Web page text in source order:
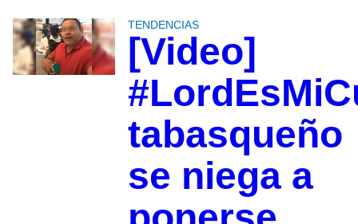
TENDENCIAS
[Video]
tabasqueño
se niega a